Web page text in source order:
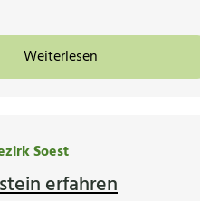
Weiterlesen
Soest
erfahren